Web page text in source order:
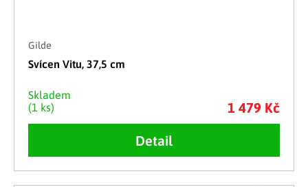
Gilde
Svícen Vitu, 37,5 cm
Skladem
(1 ks)
1 479 Kč
Detail